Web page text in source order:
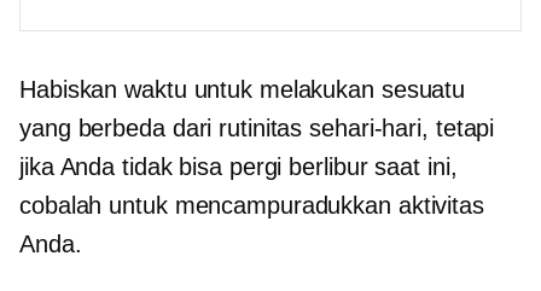
Habiskan waktu untuk melakukan sesuatu
yang berbeda dari rutinitas sehari-hari, tetapi
jika Anda tidak bisa pergi berlibur saat ini,
cobalah untuk mencampuradukkan aktivitas
Anda.